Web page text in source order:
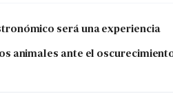
será una experiencia
animales ante el